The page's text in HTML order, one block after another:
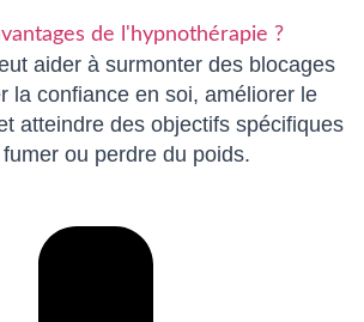
de l'hypnothérapie ?
aider à surmonter des blocages
la confiance en soi, améliorer le
atteindre des objectifs spécifiques
ou perdre du poids.